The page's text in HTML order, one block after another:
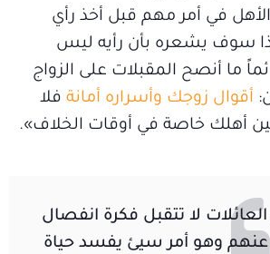
في أمر مهم قبل أخذ رأي
سوف يشعره بأن رأيه ليس
ما أنصح المقبلات على الزواج
أقوال زوجك وأسراره أمانة فلا
أهلك خاصة في أوقات الخلاف».
لا تتقبل فكرة انفصال
عنهم وهو أمر سيئ يفسد حياة